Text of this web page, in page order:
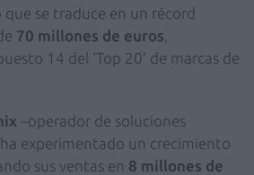
que se traduce en un récord
70 millones de euros
14 del ‘Top 20’ de marcas de
–operador de soluciones
experimentado un crecimiento
sus ventas en 8 millones de